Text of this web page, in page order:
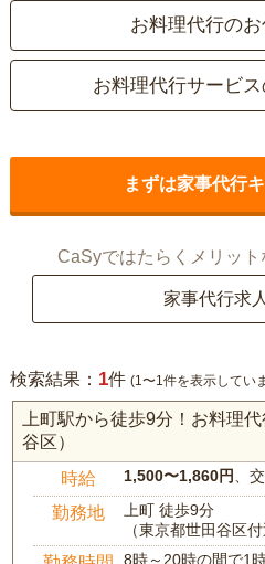
お料理代行の
お料理代行サービ
まずは家事代行
CaSyではたらくメリッ
家事代行求
検索結果： 1件 (1〜1件を表示してい
上町駅から徒歩9分！お料理
谷区）
時給 1,500〜1,860円 、
勤務地
上町 徒歩9分
（東京都世田谷区付
8時～20時の間で1